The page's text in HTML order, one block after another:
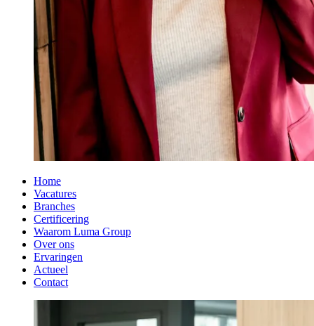
Home
Vacatures
Branches
Certificering
Waarom Luma Group
Over ons
Ervaringen
Actueel
Contact